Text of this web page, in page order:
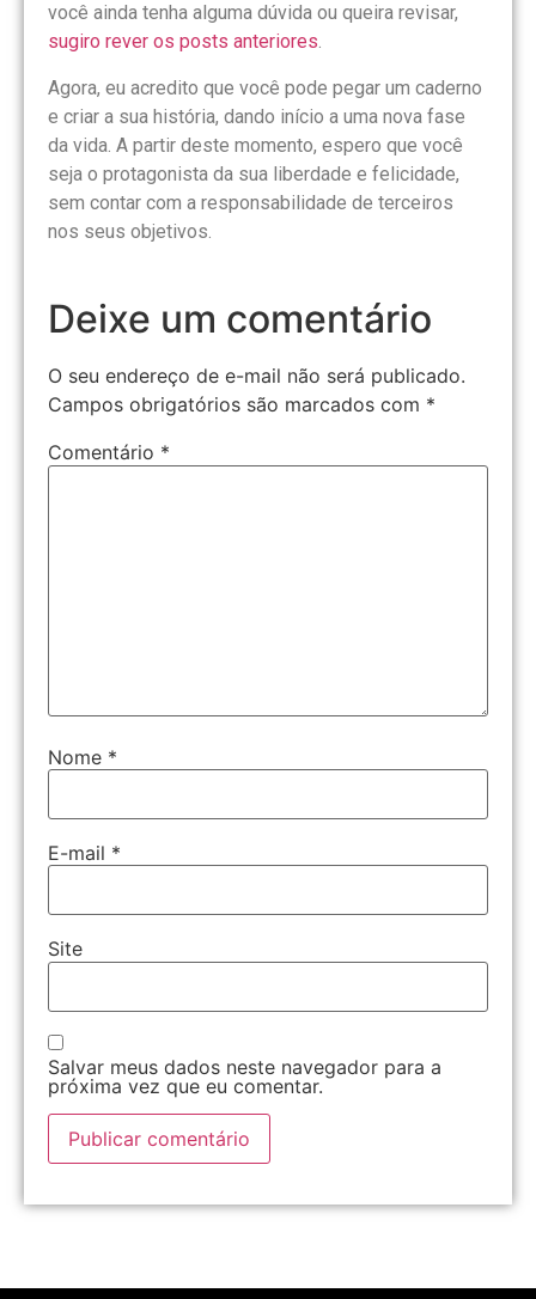
você ainda tenha alguma dúvida ou queira revisar,
sugiro rever os posts anteriores.
Agora, eu acredito que você pode pegar um caderno
e criar a sua história, dando início a uma nova fase
da vida. A partir deste momento, espero que você
seja o protagonista da sua liberdade e felicidade,
sem contar com a responsabilidade de terceiros
nos seus objetivos.
Deixe um comentário
O seu endereço de e-mail não será publicado.
Campos obrigatórios são marcados com *
Comentário *
Nome *
E-mail *
Site
Salvar meus dados neste navegador para a
próxima vez que eu comentar.